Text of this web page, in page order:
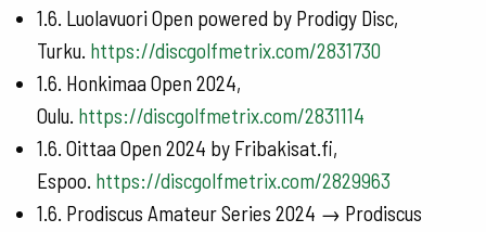
1.6. Luolavuori Open powered by Prodigy Disc,
Turku. https://discgolfmetrix.com/2831730
1.6. Honkimaa Open 2024,
Oulu. https://discgolfmetrix.com/2831114
1.6. Oittaa Open 2024 by Fribakisat.fi,
Espoo. https://discgolfmetrix.com/2829963
1.6. Prodiscus Amateur Series 2024 → Prodiscus